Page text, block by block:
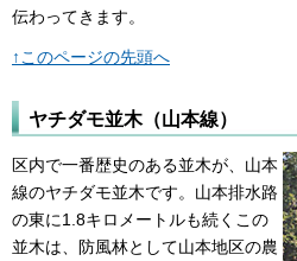
伝わってきます。
↑このページの先頭へ
ヤチダモ並木（山本線）
区内で一番歴史のある並木が、山本
線のヤチダモ並木です。山本排水路
の東に1.8キロメートルも続くこの
並木は、防風林として山本地区の農